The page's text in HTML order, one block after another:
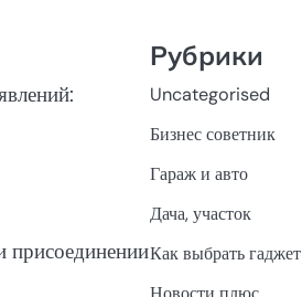
присоединении
Рубрики
Uncategorised
Бизнес советник
Гараж и авто
Дача, участок
Как выбрать гаджет